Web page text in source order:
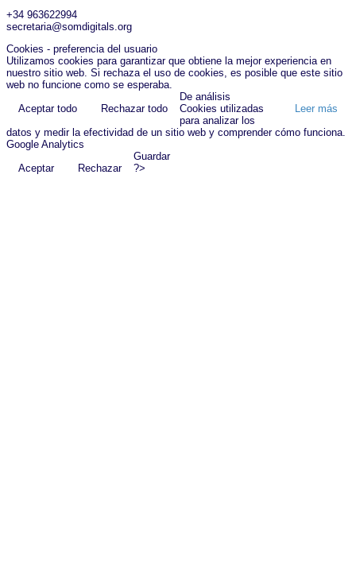
+34 963622994
secretaria@somdigitals.org
Cookies - preferencia del usuario
Utilizamos cookies para garantizar que obtiene la mejor experiencia en
nuestro sitio web. Si rechaza el uso de cookies, es posible que este sitio
web no funcione como se esperaba.
Aceptar todo
Rechazar todo Leer más
De análisis
Cookies utilizadas
para analizar los
datos y medir la efectividad de un sitio web y comprender cómo funciona.
Google Analytics
Aceptar
Rechazar
Guardar
?>